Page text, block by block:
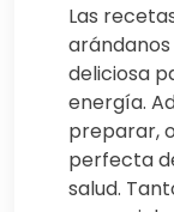
Las
deliciosa
energía.
preparar,
perfecta
salud.